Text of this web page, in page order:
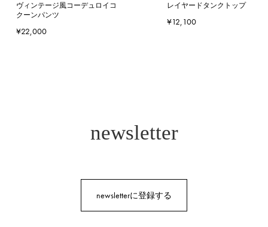
ヴィンテージ風コーデュロイコ
クーンパンツ
¥22,000
レイヤードタンクトップ
¥12,100
newsletter
newsletterに登録する